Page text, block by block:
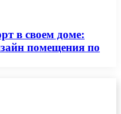
в своем доме:
помещения по